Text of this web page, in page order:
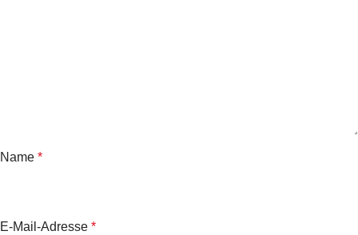
Name *
E-Mail-Adresse *